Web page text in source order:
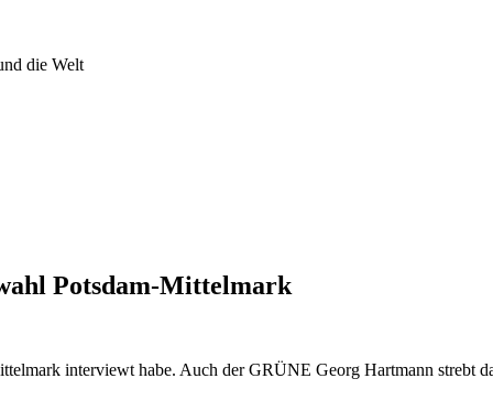
die Welt
Potsdam-Mittelmark
interviewt habe. Auch der GRÜNE Georg Hartmann strebt